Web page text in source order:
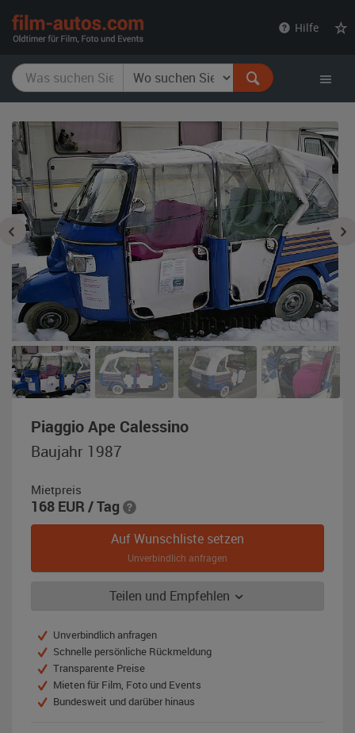
Hilfe
Piaggio Ape Calessino,
Baujahr 1987
Mietpreis
168 EUR / Tag
Auf Wunschliste setzen
Unverbindlich anfragen
Teilen und Empfehlen
Unverbindlich anfragen
Schnelle persönliche Rückmeldung
Transparente Preise
Mieten für Film, Foto und Events
Bundesweit und darüber hinaus